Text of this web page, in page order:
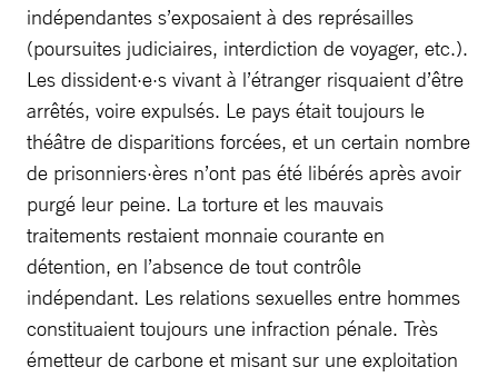
indépendantes s’exposaient à des représailles
(poursuites judiciaires, interdiction de voyager, etc.).
Les dissident·e·s vivant à l’étranger risquaient d’être
arrêtés, voire expulsés. Le pays était toujours le
théâtre de disparitions forcées, et un certain nombre
de prisonniers·ères n’ont pas été libérés après avoir
purgé leur peine. La torture et les mauvais
traitements restaient monnaie courante en
détention, en l’absence de tout contrôle
indépendant. Les relations sexuelles entre hommes
constituaient toujours une infraction pénale. Très
émetteur de carbone et misant sur une exploitation